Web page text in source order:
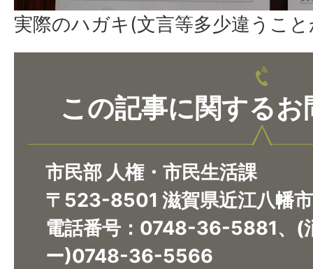
実際のハガキ(文言等多少違うこ
この記事に関するお
市民部 人権・市民生活課
〒523-8501 滋賀県近江八幡
電話番号：0748-36-5881、(
ー)0748-36-5566